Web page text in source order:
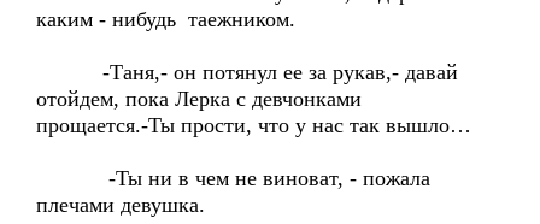
каким - нибудь таежником.
-Таня,- он потянул ее за рукав,- давай
отойдем, пока Лерка с девчонками
прощается.-Ты прости, что у нас так вышло…
-Ты ни в чем не виноват, - пожала
плечами девушка.